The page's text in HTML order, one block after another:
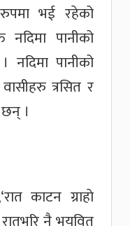
रुपमा भई रहेको
पानीको
पानीको
त्रसित र
।
काटन ग्राहाे